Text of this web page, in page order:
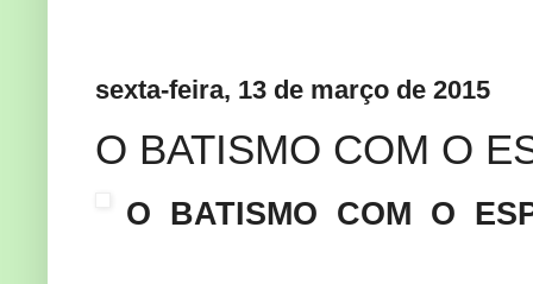
sexta-feira, 13 de março de 2015
O BATISMO COM O
O BATISMO COM O